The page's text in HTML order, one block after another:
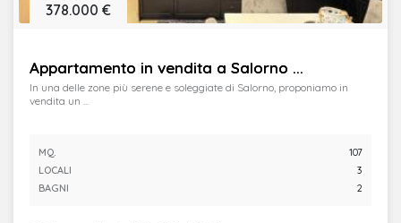
Appartamento in vendita a Salorno ...
378.000 €
In una delle zone più serene e soleggiate di Salorno, proponiamo in
vendita un ...
MQ.
107
LOCALI
3
BAGNI
2